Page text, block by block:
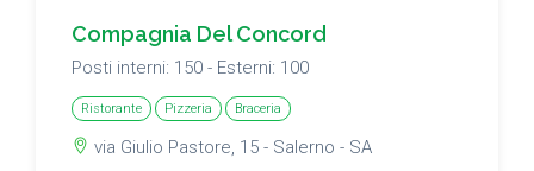
Compagnia Del Concord
Posti interni: 150 - Esterni: 100
Ristorante Pizzeria Braceria
via Giulio Pastore, 15 - Salerno - SA